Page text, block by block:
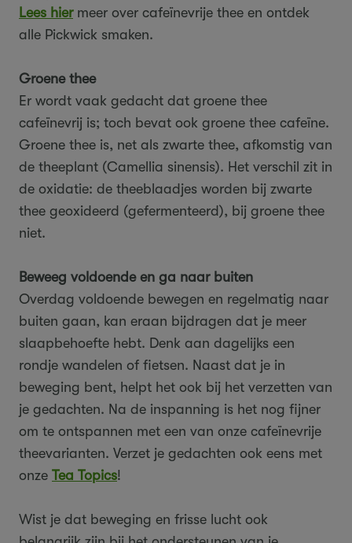
Lees hiermeer over cafeïnevrije thee en ontdek
alle Pickwick smaken.
Groene thee
Er wordt vaak gedacht dat groene thee
cafeïnevrij is; toch bevat ook groene thee cafeïne.
Groene thee is, net als zwarte thee, afkomstig van
de theeplant (Camellia sinensis). Het verschil zit in
de oxidatie: de theeblaadjes worden bij zwarte
thee geoxideerd (gefermenteerd), bij groene thee
niet.
Beweeg voldoende en ga naar buiten
Overdag voldoende bewegen en regelmatig naar
buiten gaan, kan eraan bijdragen dat je meer
slaapbehoefte hebt. Denk aan dagelijks een
rondje wandelen of fietsen. Naast dat je in
beweging bent, helpt het ook bij het verzetten van
je gedachten. Na de inspanning is het nog fijner
om te ontspannen met een van onze cafeïnevrije
theevarianten. Verzet je gedachten ook eens met
onze Tea Topics!
Wist je dat beweging en frisse lucht ook